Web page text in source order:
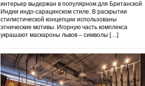
интерьер выдержан в популярном для Британской
Индии индо-сарацинском стиле. В раскрытии
стилистической концепции использованы
этнические мотивы. Игорную часть комплекса
украшают маскароны львов – символы […]